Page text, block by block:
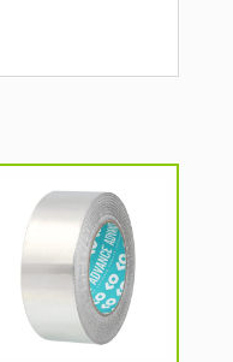
produit
plusieurs
variations.